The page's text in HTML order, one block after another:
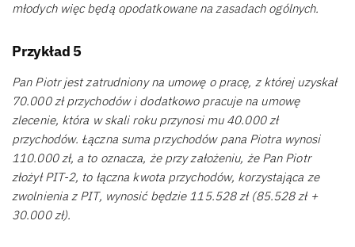
młodych więc będą opodatkowane na zasadach ogólnych.
Przykład 5
Pan Piotr jest zatrudniony na umowę o pracę, z której uzyskał
70.000 zł przychodów i dodatkowo pracuje na umowę
zlecenie, która w skali roku przynosi mu 40.000 zł
przychodów. Łączna suma przychodów pana Piotra wynosi
110.000 zł, a to oznacza, że przy założeniu, że Pan Piotr
złożył PIT-2, to łączna kwota przychodów, korzystająca ze
zwolnienia z PIT, wynosić będzie 115.528 zł (85.528 zł +
30.000 zł).